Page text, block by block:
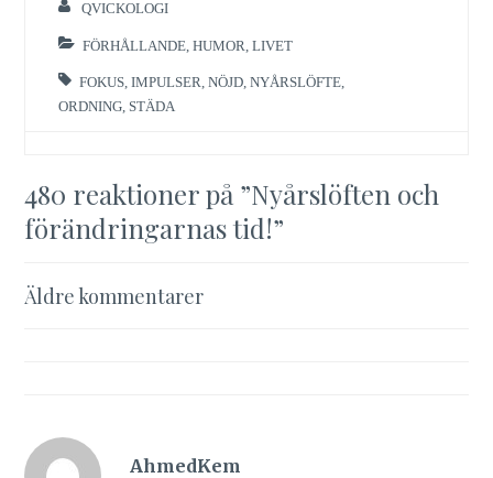
QVICKOLOGI
FÖRHÅLLANDE ,HUMOR ,LIVET
FOKUS ,IMPULSER ,NÖJD ,NYÅRSLÖFTE
ORDNING STÄDA
480 reaktioner på ”Nyårslöften och
förändringarnas tid!”
Kommentarsnavigering
Äldre kommentarer
AhmedKem